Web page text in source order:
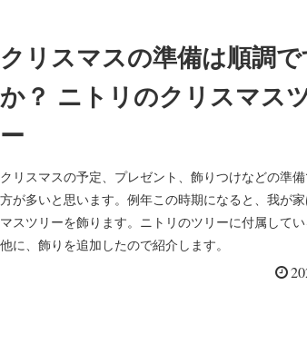
クリスマスの準備は順調で
か？ ニトリのクリスマス
ー
クリスマスの予定、プレゼント、飾りつけなどの準
方が多いと思います。例年この時期になると、我が家
マスツリーを飾ります。ニトリのツリーに付属して
他に、飾りを追加したので紹介します。